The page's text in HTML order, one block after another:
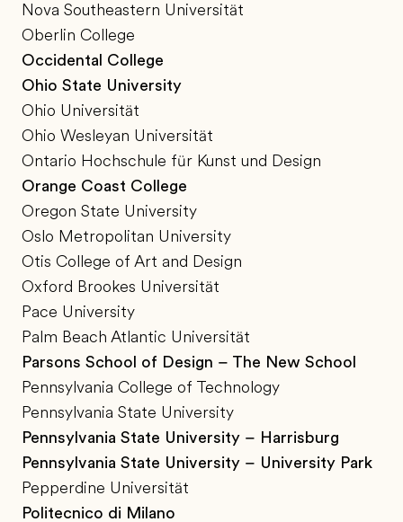
Nova Southeastern Universität
Oberlin College
Occidental College
Ohio State University
Ohio Universität
Ohio Wesleyan Universität
Ontario Hochschule für Kunst und Design
Orange Coast College
Oregon State University
Oslo Metropolitan University
Otis College of Art and Design
Oxford Brookes Universität
Pace University
Palm Beach Atlantic Universität
Parsons School of Design – The New School
Pennsylvania College of Technology
Pennsylvania State University
Pennsylvania State University – Harrisburg
Pennsylvania State University – University Park
Pepperdine Universität
Politecnico di Milano